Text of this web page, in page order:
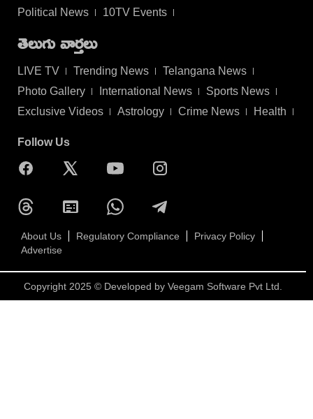
Political News
10TV Events
తెలుగు వార్తలు
LIVE TV Trending News
Telangana News
Photo Gallery
International News
Sports News
Exclusive Videos
Astrology Crime News Health
Follow Us
About Us Regulatory Compliance
Privacy Policy
Advertise
Copyright 2025 © Developed by Veegam Software Pvt Ltd.